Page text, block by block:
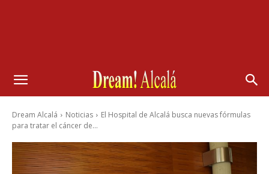
Dream Alcalá Noticias
El Hospital de Alcalá busca nuevas fórmulas
para tratar el cáncer de...